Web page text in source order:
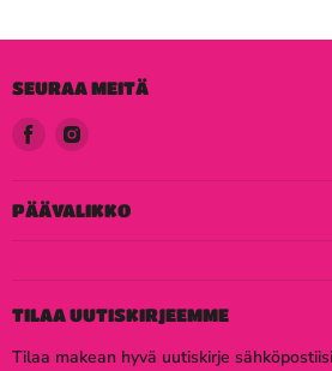
SEURAA MEITÄ
Löydä
meidät
Facebook
Löydä
Instagram
PÄÄVALIKKO
TILAA UUTISKIRJEEMME
Tilaa makean hyvä uutiskirje